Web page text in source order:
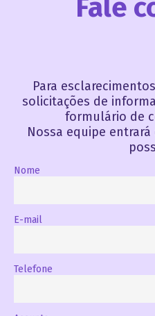
Fale
Para
solicitações de
formulário de
Nossa equipe
Nome
E-mail
Telefone